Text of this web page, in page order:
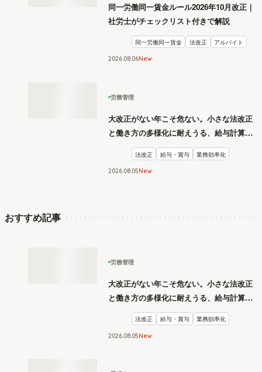
同一労働同一賃金ルール2026年10月改正｜
社労士がチェックリスト付きで解説
同一労働同一賃金 法改正 アルバイト
2026.08 06New
労務管理
大改正がない年こそ危ない。小さな法改正
と働き方の多様化に耐えうる、給与計算と
リスク管理
法改正 給与・賞与 業務効率化
2026.08 05New
おすすめ記事
労務管理
大改正がない年こそ危ない。小さな法改正
と働き方の多様化に耐えうる、給与計算と
リスク管理
法改正 給与・賞与 業務効率化
2026 08 05New